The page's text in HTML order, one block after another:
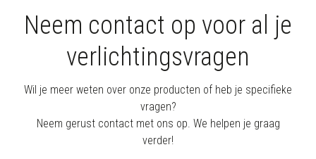
Neem contact op voor al je
verlichtingsvragen
Wil je meer weten over onze producten of heb je specifieke
vragen?
Neem gerust contact met ons op. We helpen je graag
verder!